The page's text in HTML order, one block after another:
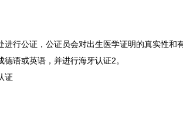
进行公证，公证员会对出生医学证明的真实性和
德语或英语，并进行海牙认证‌2。
证